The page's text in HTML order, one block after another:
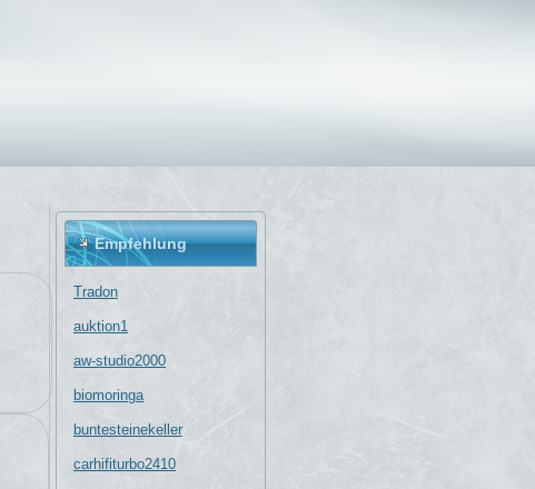
Empfehlung
Tradon
auktion1
aw-studio2000
biomoringa
buntesteinekeller
carhifiturbo2410